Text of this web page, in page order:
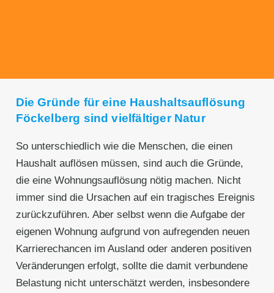
Die Gründe für eine Haushaltsauflösung
Föckelberg sind vielfältiger Natur
So unterschiedlich wie die Menschen, die einen
Haushalt auflösen müssen, sind auch die Gründe,
die eine Wohnungsauflösung nötig machen. Nicht
immer sind die Ursachen auf ein tragisches Ereignis
zurückzuführen. Aber selbst wenn die Aufgabe der
eigenen Wohnung aufgrund von aufregenden neuen
Karrierechancen im Ausland oder anderen positiven
Veränderungen erfolgt, sollte die damit verbundene
Belastung nicht unterschätzt werden, insbesondere